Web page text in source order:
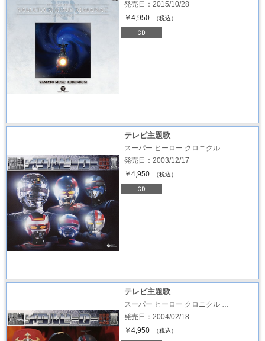
発売日：2015/10/28
￥4,950
（税込）
テレビ主題歌
スーパー ヒーロー クロニクル …
発売日：2003/12/17
￥4,950
（税込）
テレビ主題歌
スーパー ヒーロー クロニクル …
発売日：2004/02/18
￥4,950
（税込）